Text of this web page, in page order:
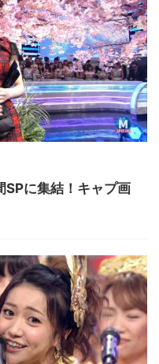
に集結！キャプ画